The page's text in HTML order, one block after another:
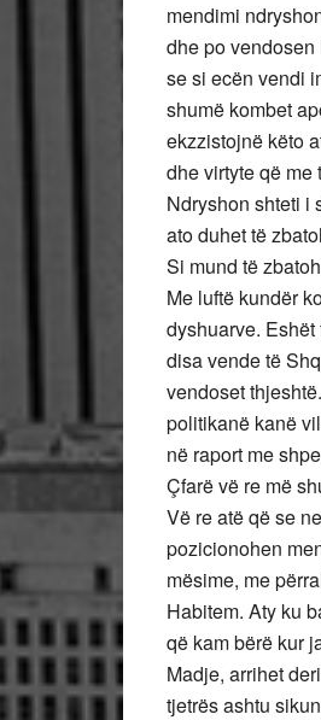
mendimi
dhe po
se si ecën vendi
shumë kombet
ekzzistojnë këto
dhe virtyte që me
Ndryshon shteti i
ato duhet të
Si mund të
Me luftë kundër
dyshuarve.
disa vende të
vendoset
politikanë kanë
në raport me
Çfarë vë re më
Vë re atë që se
pozicionohen
mësime, me
Habitem. Aty ku
që kam bërë kur
Madje, arrihet
tjetrës ashtu